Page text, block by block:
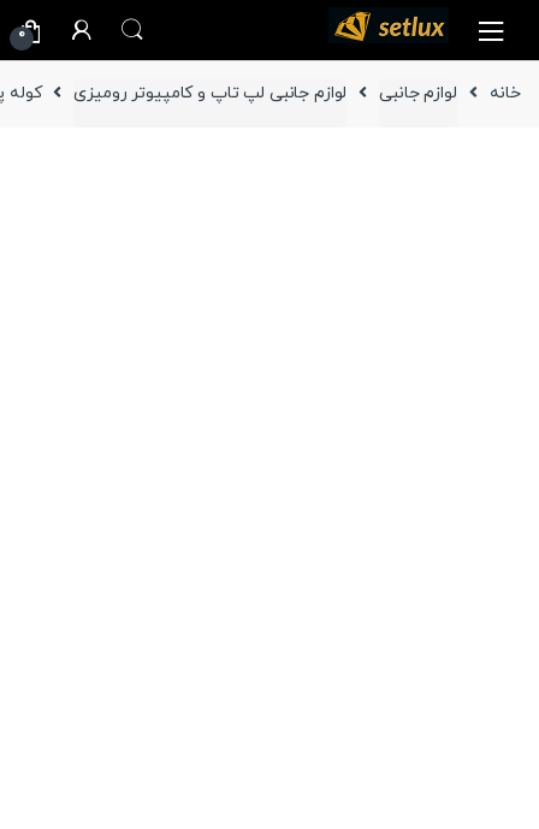
navigation
content
0
خانه لوازم جانبی لوازم جانبی لپ تاپ و کامپیوتر رومیزی کوله